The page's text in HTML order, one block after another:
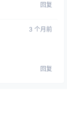
回复
3 个月前
回复